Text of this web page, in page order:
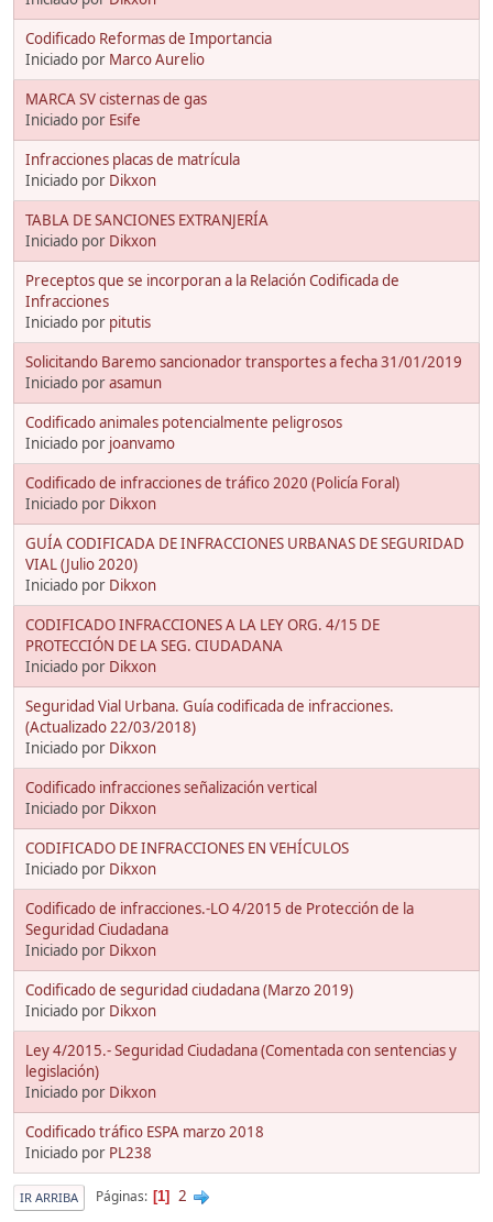
Codificado Reformas de Importancia
Iniciado por Marco Aurelio
MARCA SV cisternas de gas
Iniciado por Esife
Infracciones placas de matrícula
Iniciado por Dikxon
TABLA DE SANCIONES EXTRANJERÍA
Iniciado por Dikxon
Preceptos que se incorporan a la Relación Codificada de
Infracciones
Iniciado por pitutis
Solicitando Baremo sancionador transportes a fecha 31/01/2019
Iniciado porasamun
Codificado animales potencialmente peligrosos
Iniciado por joanvamo
Codificado de infracciones de tráfico 2020 (Policía Foral)
Iniciado por Dikxon
GUÍA CODIFICADA DE INFRACCIONES URBANAS DE SEGURIDAD
VIAL (Julio 2020)
Iniciado por Dikxon
CODIFICADO INFRACCIONES A LA LEY ORG. 4/15 DE
PROTECCIÓN DE LA SEG. CIUDADANA
Iniciado por Dikxon
Seguridad Vial Urbana. Guía codificada de infracciones.
(Actualizado 22/03/2018)
Iniciado por Dikxon
Codificado infracciones señalización vertical
Iniciado por Dikxon
CODIFICADO DE INFRACCIONES EN VEHÍCULOS
Iniciado por Dikxon
Codificado de infracciones.-LO 4/2015 de Protección de la
Seguridad Ciudadana
Iniciado por Dikxon
Codificado de seguridad ciudadana (Marzo 2019)
Iniciado por Dikxon
Ley 4/2015.- Seguridad Ciudadana (Comentada con sentencias y
legislación)
Iniciado por Dikxon
Codificado tráfico ESPA marzo 2018
Iniciado por PL238
IR ARRIBA Páginas 1 2